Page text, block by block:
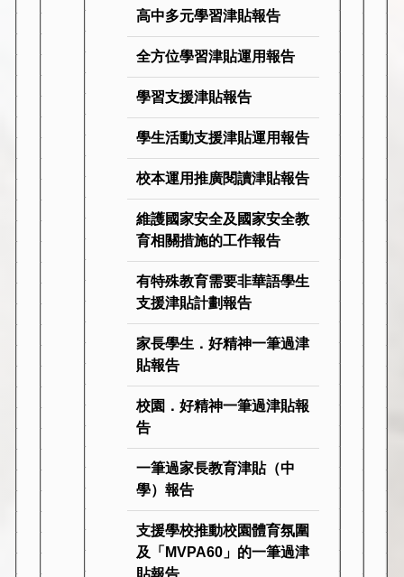
高中多元學習津貼報告
全方位學習津貼運用報告
學習支援津貼報告
學生活動支援津貼運用報告
校本運用推廣閱讀津貼報告
維護國家安全及國家安全教
育相關措施的工作報告
有特殊教育需要非華語學生
支援津貼計劃報告
家長學生．好精神一筆過津
貼報告
校園．好精神一筆過津貼報
告
一筆過家長教育津貼（中
學）報告
支援學校推動校園體育氛圍
及「MVPA60」的一筆過津